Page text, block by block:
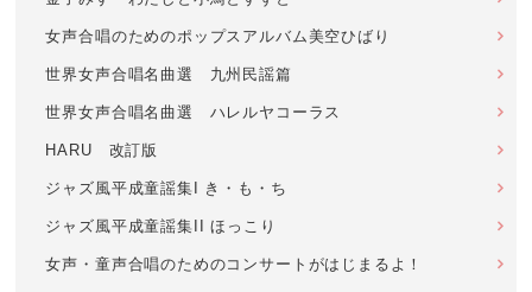
女声合唱のためのポップスアルバム美空ひばり
世界女声合唱名曲選 九州民謡篇
世界女声合唱名曲選 ハレルヤコーラス
HARU 改訂版
ジャズ風平成童謡集I き・も・ち
ジャズ風平成童謡集II ほっこり
女声・童声合唱のためのコンサートがはじまるよ！